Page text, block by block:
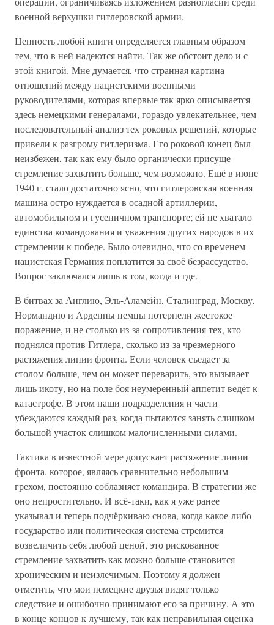
военной верхушки гитлеровской армии.
Ценность любой книги определяется главным образом
тем, что в ней надеются найти. Так же обстоит дело и с
этой книгой. Мне думается, что странная картина
отношений между нацистскими военными
руководителями, которая впервые так ярко описывается
здесь немецкими генералами, гораздо увлекательнее, чем
последовательный анализ тех роковых решений, которые
привели к разгрому гитлеризма. Его роковой конец был
неизбежен, так как ему было органически присуще
стремление захватить больше, чем возможно. Ещё в июне
1940 г. стало достаточно ясно, что гитлеровская военная
машина остро нуждается в осадной артиллерии,
автомобильном и гусеничном транспорте; ей не хватало
единства командования и уважения других народов в их
стремлении к победе. Было очевидно, что со временем
нацистская Германия поплатится за своё безрассудство.
Вопрос заключался лишь в том, когда и где.
В битвах за Англию, Эль-Аламейн, Сталинград, Москву,
Нормандию и Арденны немцы потерпели жестокое
поражение, и не столько из-за сопротивления тех, кто
поднялся против Гитлера, сколько из-за чрезмерного
растяжения линии фронта. Если человек съедает за
столом больше, чем он может переварить, это вызывает
лишь икоту, но на поле боя неумеренный аппетит ведёт к
катастрофе. В этом наши подразделения и части
убеждаются каждый раз, когда пытаются занять слишком
большой участок слишком малочисленными силами.
Тактика в известной мере допускает растяжение линии
фронта, которое, являясь сравнительно небольшим
грехом, постоянно соблазняет командира. В стратегии же
оно непростительно. И всё-таки, как я уже ранее
указывал и теперь подчёркиваю снова, когда какое-либо
государство или политическая система стремится
возвеличить себя любой ценой, это рискованное
стремление захватить как можно больше становится
хроническим и неизлечимым. Поэтому я должен
отметить, что мои немецкие друзья видят только
следствие и ошибочно принимают его за причину. А это
в конце концов к лучшему, так как неправильная оценка